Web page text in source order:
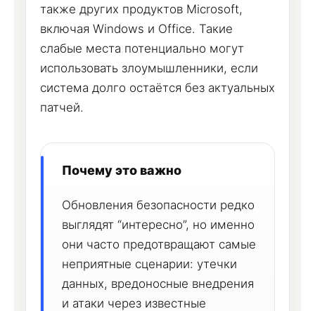
также других продуктов Microsoft,
включая Windows и Office. Такие
слабые места потенциально могут
использовать злоумышленники, если
система долго остаётся без актуальных
патчей.
Почему это важно
Обновления безопасности редко
выглядят “интересно”, но именно
они часто предотвращают самые
неприятные сценарии: утечки
данных, вредоносные внедрения
и атаки через известные